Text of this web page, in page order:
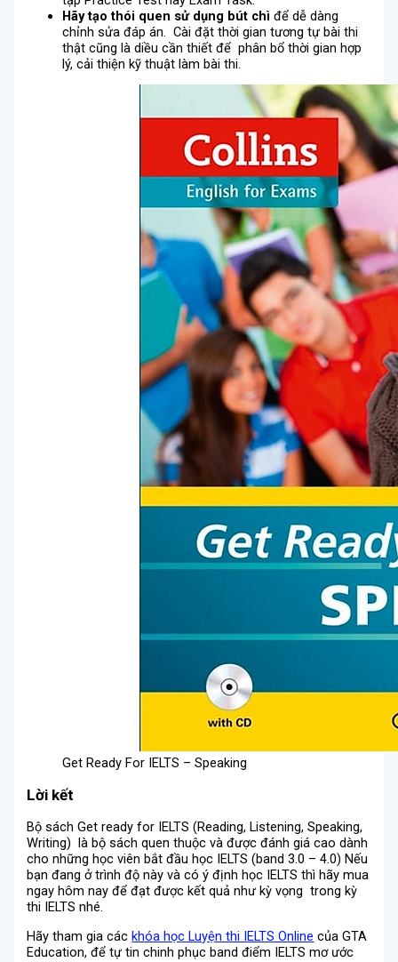
Hãy tạo thói quen sử dụng bút chì để dễ dàng
chỉnh sửa đáp án. Cài đặt thời gian tương tự bài thi
thật cũng là diều cần thiết để phân bổ thời gian hợp
lý, cải thiện kỹ thuật làm bài thi.
Get Ready For IELTS – Speaking
Lời kết
Bộ sách Get ready for IELTS (Reading, Listening, Speaking,
Writing) là bộ sách quen thuộc và được đánh giá cao dành
cho những học viên bắt đầu học IELTS (band 3.0 – 4.0) Nếu
bạn đang ở trình độ này và có ý định học IELTS thì hãy mua
ngay hôm nay để đạt được kết quả như kỳ vọng trong kỳ
thi IELTS nhé.
Hãy tham gia cáckhóa học Luyện thi IELTS Online của GTA
Education, để tự tin chinh phục band điểm IELTS mơ ước